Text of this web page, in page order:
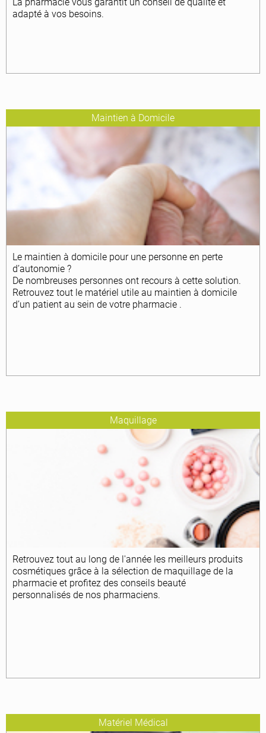
adapté à vos besoins.
Maintien à Domicile
Le maintien à domicile pour une personne en perte
d’autonomie ?
De nombreuses personnes ont recours à cette solution.
Retrouvez tout le matériel utile au maintien à domicile
d’un patient au sein de votre pharmacie .
Maquillage
Retrouvez tout au long de l'année les meilleurs produits
cosmétiques grâce à la sélection de maquillage de la
pharmacie et profitez des conseils beauté
personnalisés de nos pharmaciens.
Matériel Médical